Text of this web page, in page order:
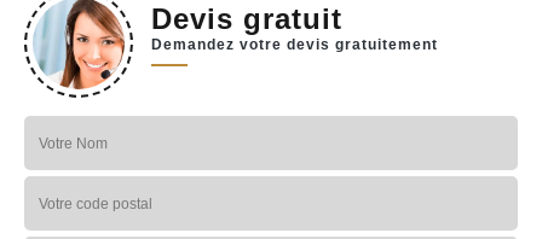
Devis gratuit
Demandez votre devis gratuitement